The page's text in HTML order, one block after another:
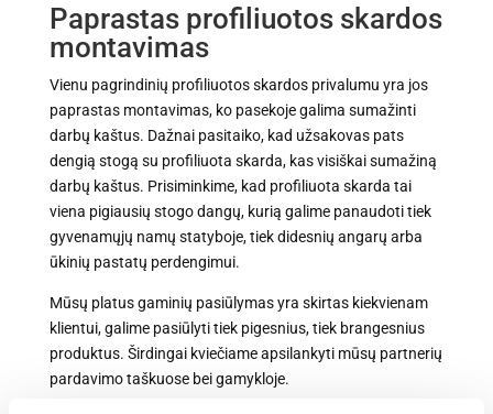
Paprastas profiliuotos skardos
montavimas
Vienu pagrindinių profiliuotos skardos privalumu yra jos
paprastas montavimas, ko pasekoje galima sumažinti
darbų kaštus. Dažnai pasitaiko, kad užsakovas pats
dengią stogą su profiliuota skarda, kas visiškai sumažiną
darbų kaštus. Prisiminkime, kad profiliuota skarda tai
viena pigiausių stogo dangų, kurią galime panaudoti tiek
gyvenamųjų namų statyboje, tiek didesnių angarų arba
ūkinių pastatų perdengimui.
Mūsų platus gaminių pasiūlymas yra skirtas kiekvienam
klientui, galime pasiūlyti tiek pigesnius, tiek brangesnius
produktus. Širdingai kviečiame apsilankyti mūsų partnerių
pardavimo taškuose bei gamykloje.